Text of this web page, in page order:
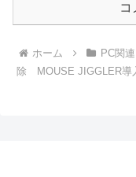
コ
ホーム PC関連
除 MOUSE JIGGLER導